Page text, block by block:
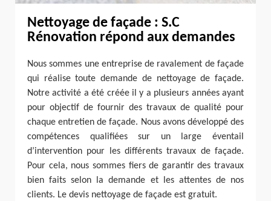
Nettoyage de façade : S.C
Rénovation répond aux demandes
Nous sommes une entreprise de ravalement de façade
qui réalise toute demande de nettoyage de façade.
Notre activité a été créée il y a plusieurs années ayant
pour objectif de fournir des travaux de qualité pour
chaque entretien de façade. Nous avons développé des
compétences qualifiées sur un large éventail
d’intervention pour les différents travaux de façade.
Pour cela, nous sommes fiers de garantir des travaux
bien faits selon la demande et les attentes de nos
clients. Le devis nettoyage de façade est gratuit.